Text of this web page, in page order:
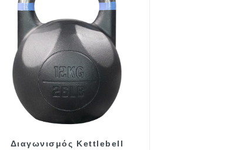
Διαγωνισμός Kettlebell